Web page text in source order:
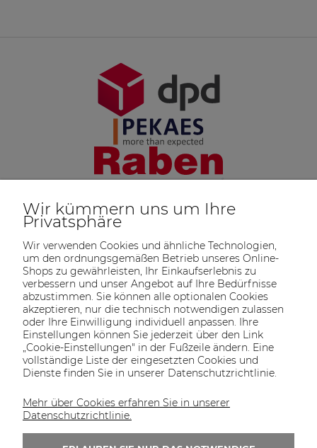
SOLTECH
SHOP
ANGEBOT INFORMATIONEN
KONTAKT
KONTAKT UNS
16:00 Uhr erreichbar.
Wir kümmern uns um Ihre
Privatsphäre
Wir verwenden Cookies und ähnliche Technologien,
um den ordnungsgemäßen Betrieb unseres Online-
Shops zu gewährleisten, Ihr Einkaufserlebnis zu
verbessern und unser Angebot auf Ihre Bedürfnisse
abzustimmen. Sie können alle optionalen Cookies
akzeptieren, nur die technisch notwendigen zulassen
oder Ihre Einwilligung individuell anpassen. Ihre
Einstellungen können Sie jederzeit über den Link
„Cookie-Einstellungen" in der Fußzeile ändern. Eine
vollständige Liste der eingesetzten Cookies und
Dienste finden Sie in unserer Datenschutzrichtlinie.
Mehr über Cookies erfahren Sie in unserer
Datenschutzrichtlinie.